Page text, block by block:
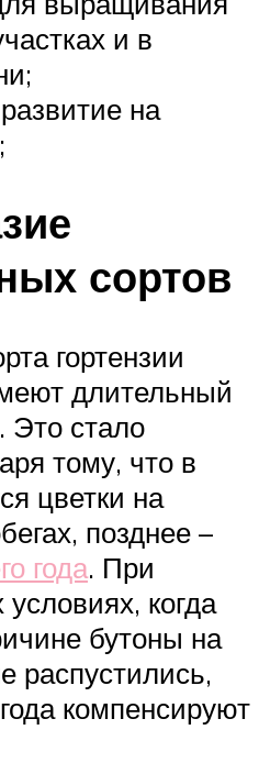
и в
на
сортов
гортензии
длительный
Это стало
тому, что в
цветки на
позднее –
года. При
когда
бутоны на
распустились,
компенсируют